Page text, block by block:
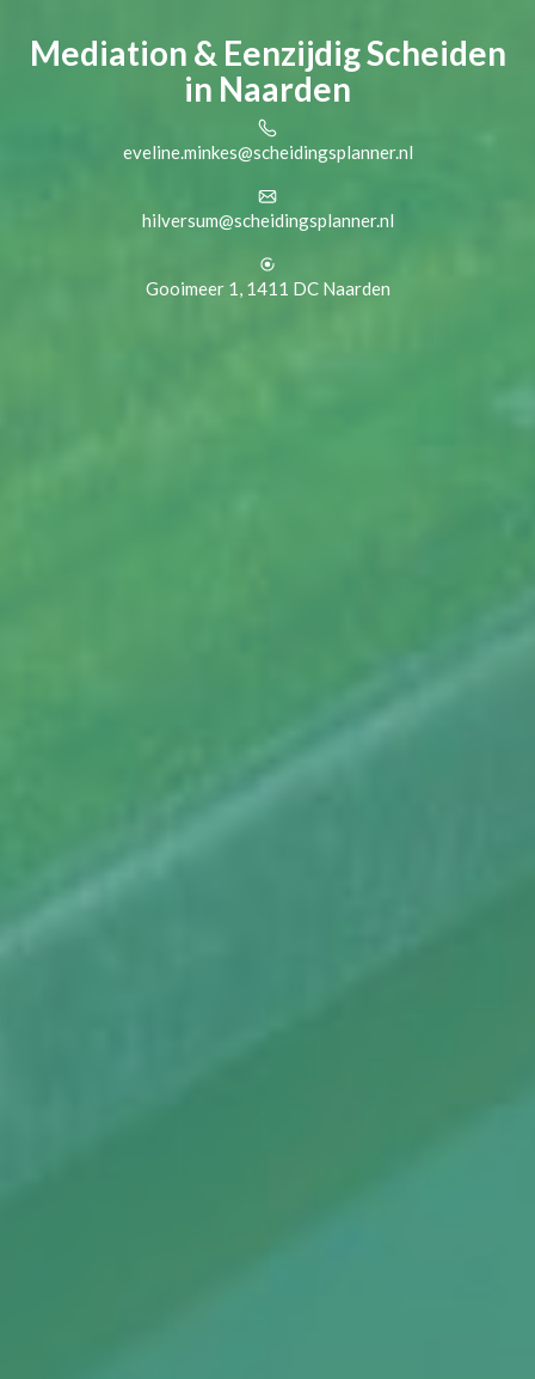
Mediation & Eenzijdig Scheiden
in Naarden
eveline.minkes@scheidingsplanner.nl
hilversum@scheidingsplanner.nl
Gooimeer 1, 1411 DC Naarden